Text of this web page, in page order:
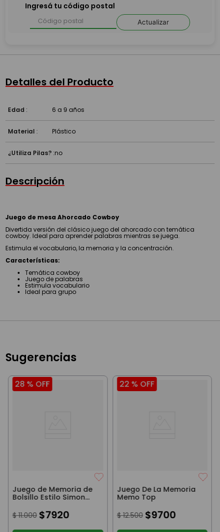
Ingresá tu código postal
Actualizar
Detalles del Producto
Edad : 6 a 9 años
Material : Plástico
¿Utiliza Pilas? :no
Descripción
Juego de mesa Ahorcado Cowboy
Divertida versión del clásico juego del ahorcado con temática
cowboy. Ideal para aprender palabras mientras se juega.
Estimula el vocabulario, la memoria y la concentración.
Características:
Temática cowboy
Juego de palabras
Estimula vocabulario
Ideal para grupo
Sugerencias
28 % OFF
Juego de Memoria de
Bolsillo Estilo Simon
Cuadrado
$ 11.000 $7920
22 % OFF
Juego De La Memoria
Memo Top
$ 12.500 $9700